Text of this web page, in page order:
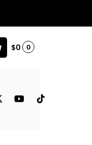
$0 0